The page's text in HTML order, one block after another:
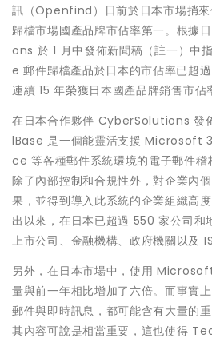
訊（Openfind）日前於日本市場捎來
歸檔市場國產品牌市佔率第一。根據
ons 於 1 月中發佈新聞稿（註一）
e 郵件歸檔產品於日本的市佔率已超
連續 15 年榮獲日本國產品牌銷售市佔
在日本合作夥伴 CyberSolutions 發
lBase 是一個能靈活支援 Microsoft
ce 等各種郵件系統環境的電子郵件稽
除了內部控制和合規性外，對企業內
果，並得到導入此系統的企業組織高
出以來，在日本已超過 550 家公司和
上市公司、金融機構、政府機關以及
另外，在日本市場中，使用
量與前一年相比增加了六倍。而事實
郵件與即時訊息，都可能含有大量的
其內容可說是相當重要，這也使得